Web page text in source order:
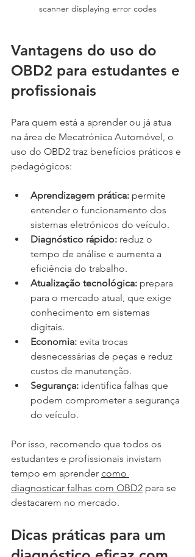
scanner displaying error codes
Vantagens do uso do
OBD2 para estudantes e
profissionais
Para quem está a aprender ou já atua
na área de Mecatrónica Automóvel, o
uso do OBD2 traz benefícios práticos e
pedagógicos:
Aprendizagem prática: permite
entender o funcionamento dos
sistemas eletrónicos do veículo.
Diagnóstico rápido: reduz o
tempo de análise e aumenta a
eficiência do trabalho.
Atualização tecnológica: prepara
para o mercado atual, que exige
conhecimento em sistemas
digitais.
Economia: evita trocas
desnecessárias de peças e reduz
custos de manutenção.
Segurança: identifica falhas que
podem comprometer a segurança
do veículo.
Por isso, recomendo que todos os
estudantes e profissionais invistam
tempo em aprender como
diagnosticar falhas com OBD2 para se
destacarem no mercado.
Dicas práticas para um